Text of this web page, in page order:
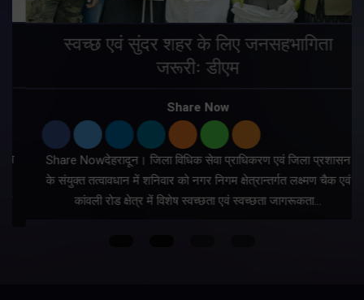
स्वच्छ एवं सुंदर शहर के लिए जनसहभागिता
जरूरीः डीएम
Share Now
Share Nowदेहरादून। जिला विधिक सेवा प्राधिकरण एवं जिला प्रशासन
के संयुक्त तत्वावधान में शनिवार को नगर निगम क्षेत्रान्तर्गत लक्ष्मण चैक एवं
कांवली रोड क्षेत्र में विशेष स्वच्छता एवं स्वच्छता जागरूकता…